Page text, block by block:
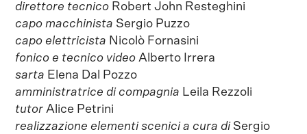
direttore tecnico Robert John Resteghini
capo macchinista Sergio Puzzo
capo elettricista Nicolò Fornasini
fonico e tecnico video Alberto Irrera
sarta Elena Dal Pozzo
amministratrice di compagnia Leila Rezzoli
tutor Alice Petrini
realizzazione elementi scenici a cura diSergio